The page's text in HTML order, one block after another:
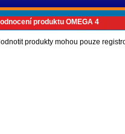
produktu OMEGA 4
produkty mohou pouze